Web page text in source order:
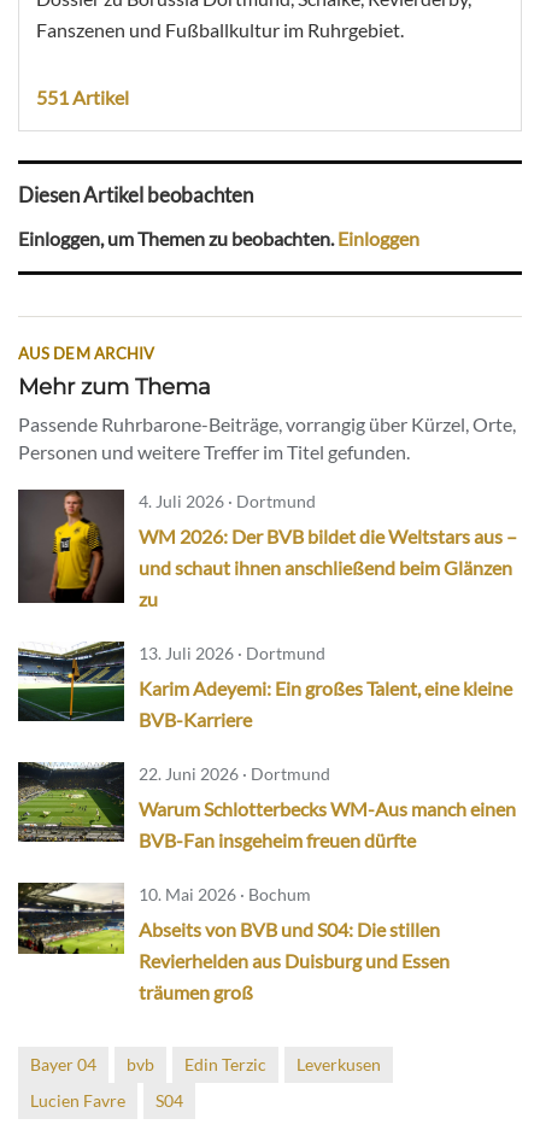
Fanszenen und Fußballkultur im Ruhrgebiet.
551 Artikel
Diesen Artikel beobachten
Einloggen, um Themen zu beobachten.Einloggen
AUS DEM ARCHIV
Mehr zum Thema
Passende Ruhrbarone-Beiträge, vorrangig über Kürzel, Orte,
Personen und weitere Treffer im Titel gefunden.
4. Juli 2026 · Dortmund
WM 2026: Der BVB bildet die Weltstars aus –
und schaut ihnen anschließend beim Glänzen
zu
13. Juli 2026 · Dortmund
Karim Adeyemi: Ein großes Talent, eine kleine
BVB-Karriere
22. Juni 2026 · Dortmund
Warum Schlotterbecks WM-Aus manch einen
BVB-Fan insgeheim freuen dürfte
10. Mai 2026 · Bochum
Abseits von BVB und S04: Die stillen
Revierhelden aus Duisburg und Essen
träumen groß
Bayer 04 bvb Edin Terzic
Leverkusen
Lucien Favre
S04